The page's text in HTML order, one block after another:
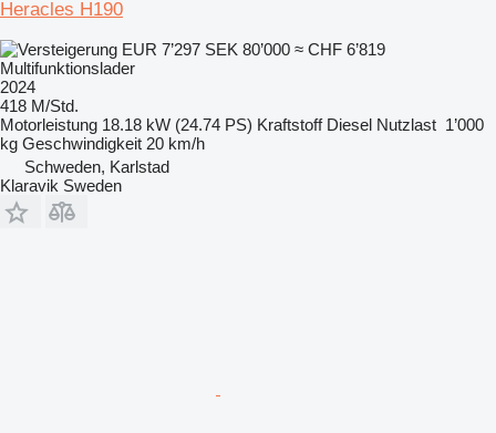
Heracles H190
EUR 7’297 SEK 80’000 ≈ CHF 6’819
Multifunktionslader
2024
418 M/Std.
Motorleistung 18.18 kW (24.74 PS) Kraftstoff Diesel Nutzlast 1’000
kg Geschwindigkeit 20 km/h
Schweden, Karlstad
Klaravik Sweden